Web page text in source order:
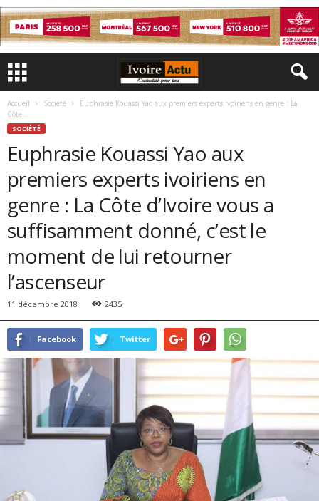
Accueil Société
Euphrasie Kouassi Yao aux premiers experts ivoiriens en genre : La
Côte...
SOCIÉTÉ
Euphrasie Kouassi Yao aux
premiers experts ivoiriens en
genre : La Côte d’Ivoire vous a
suffisamment donné, c’est le
moment de lui retourner
l’ascenseur
11 décembre 2018 2435
Facebook Twitter